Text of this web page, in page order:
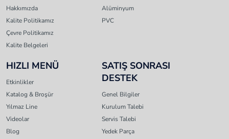
Hakkımızda
Kalite Politikamız
Çevre Politikamız
Kalite Belgeleri
Alüminyum
PVC
HIZLI MENÜ
Etkinlikler
Katalog & Broşür
Yılmaz Line
Videolar
Blog
SATIŞ SONRASI
DESTEK
Genel Bilgiler
Kurulum Talebi
Servis Talebi
Yedek Parça